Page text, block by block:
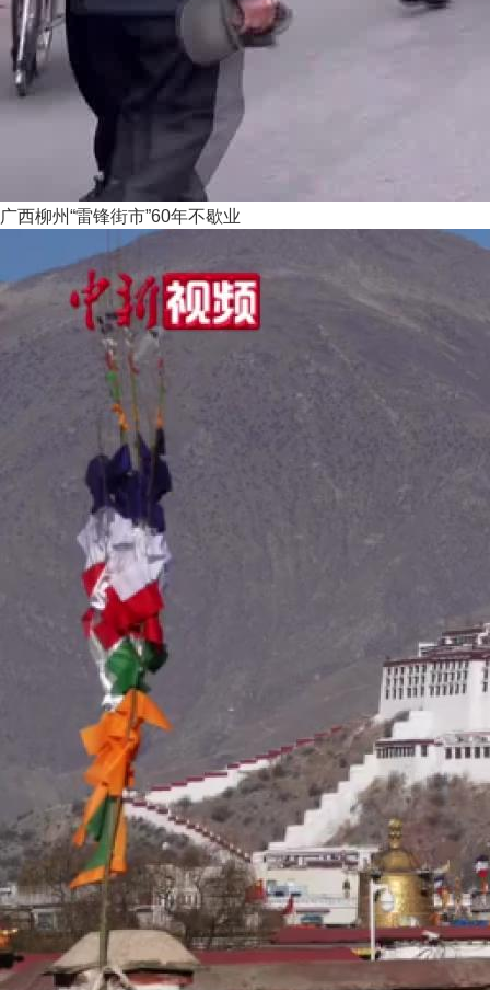
广西柳州“雷锋街市”60年不歇业